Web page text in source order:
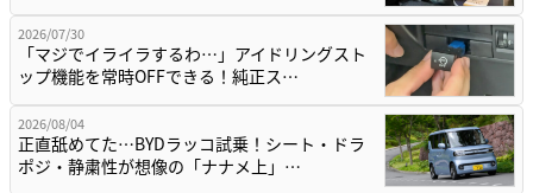
2026/07/30
「マジでイライラするわ…」アイドリングスト
ップ機能を常時OFFできる！純正ス…
2026/08/04
正直舐めてた…BYDラッコ試乗！シート・ドラ
ポジ・静粛性が想像の「ナナメ上」…